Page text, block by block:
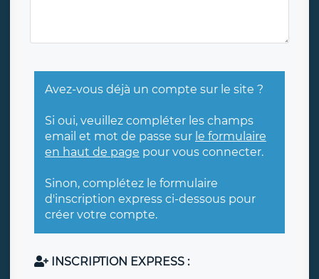
Avez-vous déjà un compte sur le site ?
Si oui, veuillez compléter les champs
email et mot de passe sur le formulaire
en haut de page pour vous connecter.
Sinon, complétez le formulaire
d'inscription express ci-dessous pour
créer votre compte.
INSCRIPTION EXPRESS :